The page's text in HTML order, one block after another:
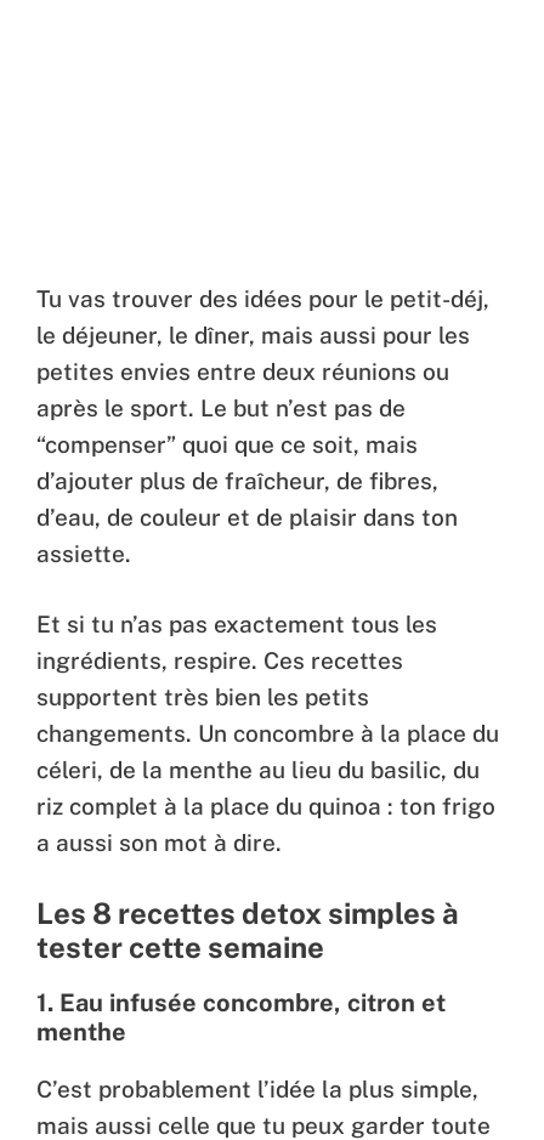
Tu vas trouver des idées pour le petit-déj,
le déjeuner, le dîner, mais aussi pour les
petites envies entre deux réunions ou
après le sport. Le but n’est pas de
“compenser” quoi que ce soit, mais
d’ajouter plus de fraîcheur, de fibres,
d’eau, de couleur et de plaisir dans ton
assiette.
Et si tu n’as pas exactement tous les
ingrédients, respire. Ces recettes
supportent très bien les petits
changements. Un concombre à la place du
céleri, de la menthe au lieu du basilic, du
riz complet à la place du quinoa : ton frigo
a aussi son mot à dire.
Les 8 recettes detox simples à
tester cette semaine
1. Eau infusée concombre, citron et
menthe
C’est probablement l’idée la plus simple,
mais aussi celle que tu peux garder toute